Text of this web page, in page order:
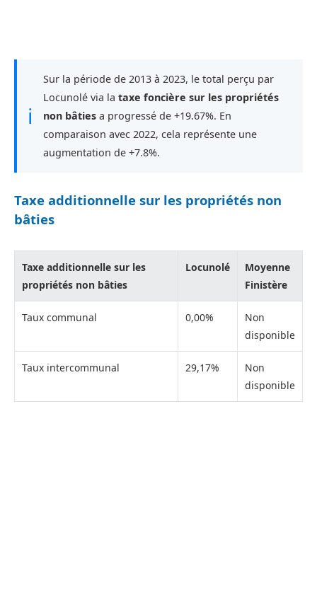
ℹ
Sur la période de 2013 à 2023, le total perçu par
Locunolé via la taxe foncière sur les propriétés
non bâties a progressé de +19.67%. En
comparaison avec 2022, cela représente une
augmentation de +7.8%.
Taxe additionnelle sur les propriétés non
bâties
Taxe additionnelle sur les
propriétés non bâties
Locunolé
Moyenne
Finistère
Taux communal 0,00%
Non
disponible
Taux intercommunal 29,17%
Non
disponible